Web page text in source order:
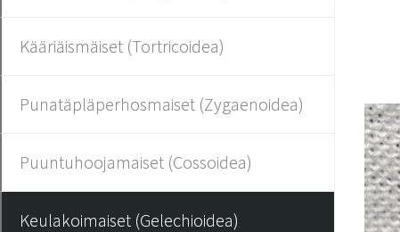
Kääriäismäiset (Tortricoidea)
Punatäpläperhosmaiset (Zygaenoidea)
Puuntuhoojamaiset (Cossoidea)
Keulakoimaiset (Gelechioidea)